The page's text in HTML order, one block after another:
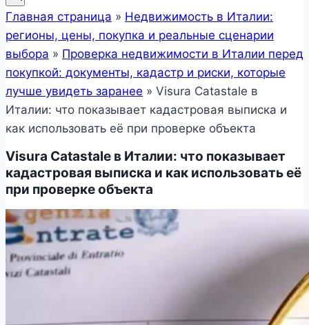
Главная страница » Недвижимость в Италии:
регионы, цены, покупка и реальные сценарии
выбора » Проверка недвижимости в Италии перед
покупкой: документы, кадастр и риски, которые
лучше увидеть заранее » Visura Catastale в
Италии: что показывает кадастровая выписка и
как использовать её при проверке объекта
Visura Catastale в Италии: что показывает
кадастровая выписка и как использовать её
при проверке объекта